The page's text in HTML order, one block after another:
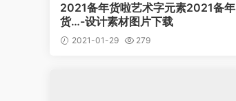
2021备年货啦艺术字元素2021备年
货…-设计素材图片下载
2021-01-29 279